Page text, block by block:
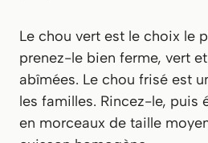
Le chou vert est le choix le
prenez-le bien ferme, vert
abîmées. Le chou frisé est
les familles. Rincez-le, puis
en morceaux de taille